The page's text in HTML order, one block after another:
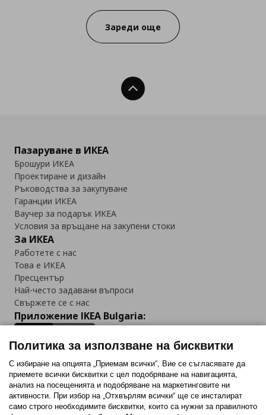
Зареди още
Нагоре
Пазаруване в ИКЕА
Брошури ИКЕА
Проектиране и дизайн
Ръководства за закупуване
Гаранции ИКЕА
Ваучер за подарък ИКЕА
Условия за връщане на закупени стоки
За ИКЕА
Работете с нас
Това е ИКЕА
Пресцентър
Най-често задавани въпроси
Свържете се с нас
Приложение IKEA Bulgaria:
Последвайте ни:
FacebookTwitterYoutubePinterestInstagram
Политика за използване на бисквитки
С избиране на опцията „Приемам всички“, Вие се съгласявате да
приемете всички бисквитки с цел подобряване на навигацията,
анализ на посещенията и подобряване на маркетинговите ни
активности. При избор на „Отхвърлям всички“ ще се инсталират
само строго необходимитe бисквитки, които са нужни за правилното